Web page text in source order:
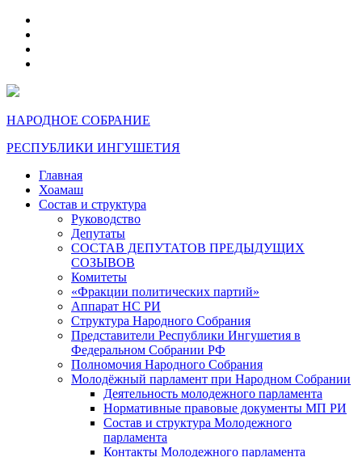
НАРОДНОЕ СОБРАНИЕ
РЕСПУБЛИКИ ИНГУШЕТИЯ
Главная
Хоамаш
Состав и структура
Руководство
Депутаты
СОСТАВ ДЕПУТАТОВ ПРЕДЫДУЩИХ
СОЗЫВОВ
Комитеты
«Фракции политических партий»
Аппарат НС РИ
Структура Народного Собрания
Представители Республики Ингушетия в
Федеральном Собрании РФ
Полномочия Народного Собрания
Молодёжный парламент при Народном Собрании
Деятельность молодежного парламента
Нормативные правовые документы МП РИ
Состав и структура Молодежного
парламента
Контакты Молодежного парламента